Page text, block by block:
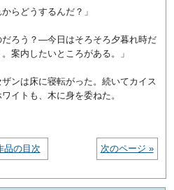
らどうするんだ？」
ろう？―今日はそろそろ夕暮れ時だ
案内したいところがある。」
ンは床に寝転がった。続いてカイス
イトも、木に身を委ねた。
次のページ »
品の目次